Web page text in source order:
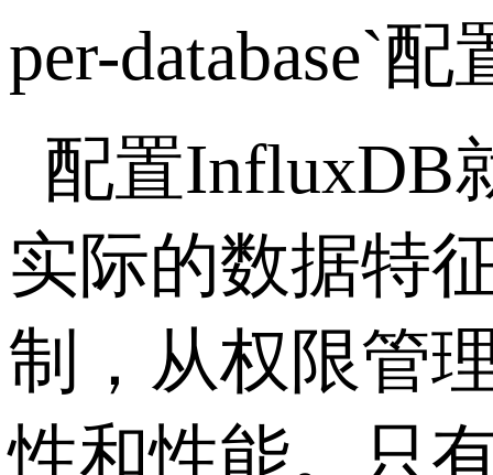
per-database`配
配置InfluxDB
实际的数据特
制，从权限管
性和性能。只